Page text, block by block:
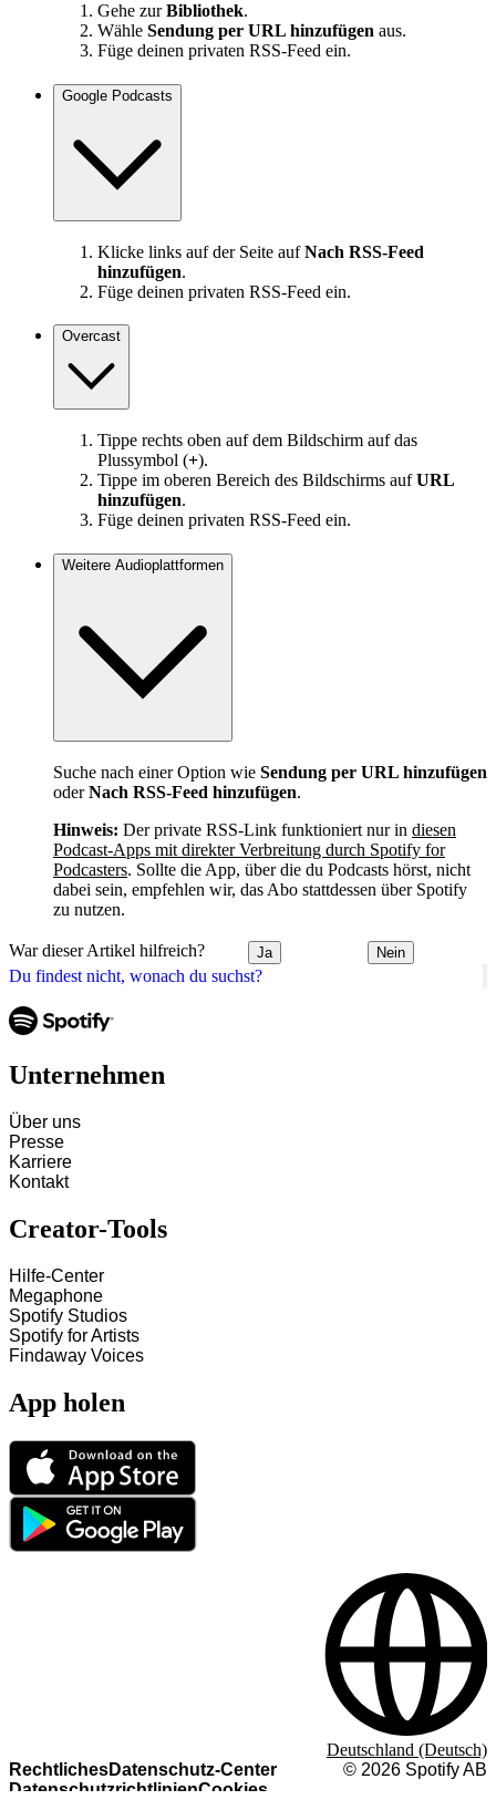
Du findest nicht, wonach du suchst?
Gehe zurBibliothek.
Wähle Sendung per URL hinzufügen aus.
Füge deinen privaten RSS-Feed ein.
Google Podcasts
Klicke links auf der Seite aufNach RSS-Feed
hinzufügen.
Füge deinen privaten RSS-Feed ein.
Overcast
Tippe rechts oben auf dem Bildschirm auf das
Plussymbol (+).
Tippe im oberen Bereich des Bildschirms aufURL
hinzufügen.
Füge deinen privaten RSS-Feed ein.
Weitere Audioplattformen
Suche nach einer Option wie Sendung per URL hinzufügen
oderNach RSS-Feed hinzufügen.
Hinweis: Der private RSS-Link funktioniert nur in diesen
Podcast-Apps mit direkter Verbreitung durch Spotify for
Podcasters. Sollte die App, über die du Podcasts hörst, nicht
dabei sein, empfehlen wir, das Abo stattdessen über Spotify
zu nutzen.
War dieser Artikel hilfreich? Ja Nein
Unternehmen
Über uns
Presse
Karriere
Kontakt
Creator-Tools
Hilfe-Center
Megaphone
Spotify Studios
Spotify for Artists
Findaway Voices
App holen
RechtlichesDatenschutz-Center
DatenschutzrichtlinienCookies
© 2026 Spotify AB
Deutschland (Deutsch)